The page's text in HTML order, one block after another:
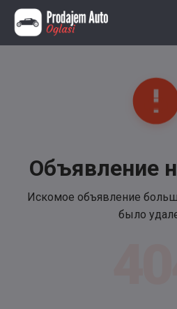
Объявление
Искомое объявление
было